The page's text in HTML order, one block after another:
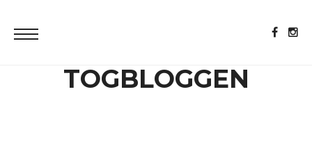
TOGBLOGGEN